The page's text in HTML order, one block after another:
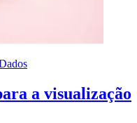
a visualização